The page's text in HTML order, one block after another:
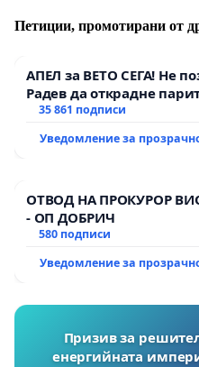
Петиции, промотирани от
АПЕЛ за ВЕТО СЕГА! Не
Радев да открадне
тъмното
35 861 подписи
Уведомление за
ОТВОД НА ПРОКУРОР
- ОП ДОБРИЧ
580 подписи
Уведомление за
Призив за
енергийната